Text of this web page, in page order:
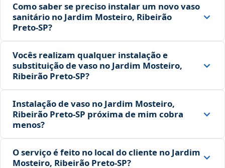
Como saber se preciso instalar um novo vaso
sanitário no Jardim Mosteiro, Ribeirão
Preto‑SP?
Vocês realizam qualquer instalação e
substituição de vaso no Jardim Mosteiro,
Ribeirão Preto‑SP?
Instalação de vaso no Jardim Mosteiro,
Ribeirão Preto‑SP próxima de mim cobra
menos?
O serviço é feito no local do cliente no Jardim
Mosteiro, Ribeirão Preto‑SP?